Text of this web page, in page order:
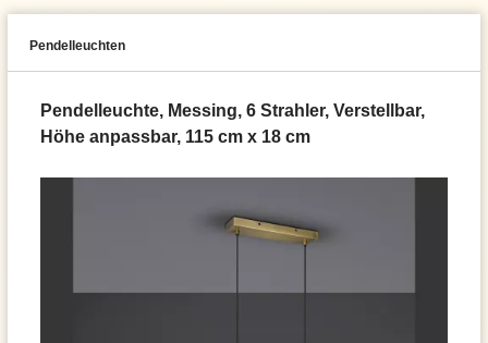
Pendel­leuchten
Pendelleuchte, Messing, 6 Strahler, Verstellbar,
Höhe anpassbar, 115 cm x 18 cm